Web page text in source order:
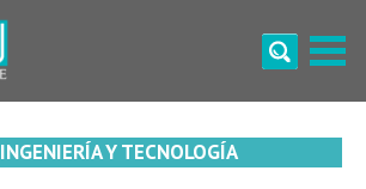
INGENIERÍA Y TECNOLOGÍA